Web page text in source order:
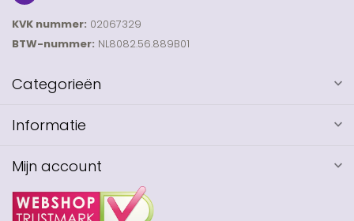
KVK nummer: 02067329
BTW-nummer: NL8082.56.889B01
Categorieën
Informatie
Mijn account